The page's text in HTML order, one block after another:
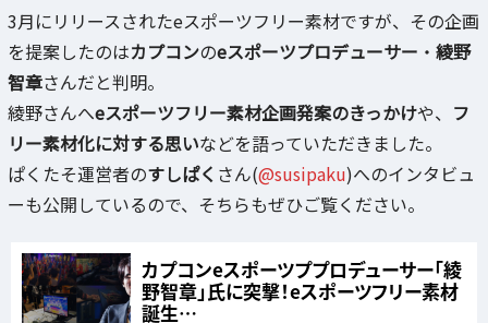
3月にリリースされたeスポーツフリー素材ですが、その企画
を提案したのはカプコンのeスポーツプロデューサー ・ 綾野
智章さんだと判明。
綾野さんへeスポーツフリー素材企画発案のきっかけや、 フ
リー素材化に対する思いなどを語っていただきました。
ぱくたそ運営者のすしぱく さん(@susipaku)へのインタビュ
ーも公開しているので、そちらもぜひご覧ください。